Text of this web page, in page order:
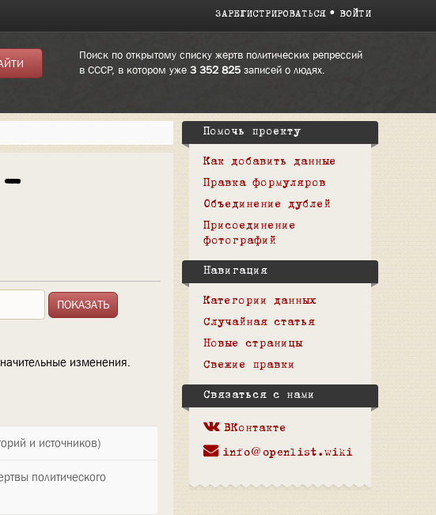
ЗАРЕГИСТРИРОВАТЬСЯ ВОЙТИ
Поиск по открытому списку жертв политических репрессий
в СССР, в котором уже 3 352 825записей о людях.
изменения.
и источников)
политического
Помочь проекту
Как добавить данные
Правка формуляров
Объединение дублей
Присоединение
фотографий
Навигация
Категории данных
Случайная статья
Новые страницы
Свежие правки
Связаться с нами
ВКонтакте
info@openlist.wiki